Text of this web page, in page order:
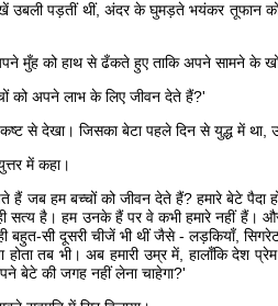
उबली पड़तीं थीं, अंदर के घुमड़ते भयंकर तूफान
मुँह को हाथ से ढँकते हुए ताकि अपने सामने के
को अपने लाभ के लिए जीवन देते हैं?'
से देखा। जिसका बेटा पहले दिन से युद्ध में
में कहा।
हैं जब हम बच्चों को जीवन देते हैं? हमारे बेटे पैदा
सत्य है। हम उनके हैं पर वे कभी हमारे नहीं
सी दूसरी चीजें भी थीं जैसे - लड़कियाँ,
होता तब भी। अब हमारी उम्र में, हालाँकि देश
बेटे की जगह नहीं लेना चाहेगा?'